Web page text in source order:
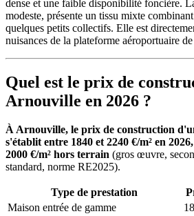
dense et une faible disponibilité foncière.
modeste, présente un tissu mixte
quelques petits collectifs. Elle est
nuisances de la plateforme aéroportuaire
Quel est le prix de
Arnouville en 2026 ?
À Arnouville, le prix de construction
s'établit entre 1840 et 2240 €/m² en
2000 €/m² hors terrain (gros œuvre,
standard, norme RE2025).
Type de prestation
Maison entrée de gamme